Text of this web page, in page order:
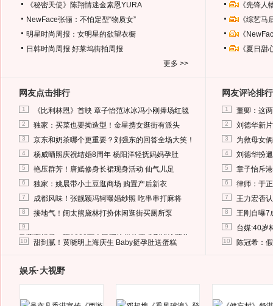
《秘密天使》陈翔情迷金素恩YURA
NewFace张俪：不怕定型“物质女”
明星时尚周报：女明星的欲望衣橱
日韩时尚周报 好莱坞街拍周报
更多 >>
《先锋
《综艺
《
《夏日
网友点击排行
1 《比利林恩》首映 章子怡范冰冰冯小刚捧场红毯
2 独家：买菜也要拗造型！金星携女逛街有派头
3 京东和奶茶哪个更重要？刘强东的回答全场大笑！
4 杨威晒照庆祝结婚8周年 杨阳洋轻抚妈妈孕肚
5 艳压群芳！唐嫣修身长裙现身活动 仙气儿足
6 独家：姚晨带小土豆逛商场 购置产后新衣
7 成都风味！张靓颖冯轲曝婚纱照 吃串串打麻将
8 接地气！阔太熊黛林打扮休闲逛街买厕所泵
9
马蓉离婚后，砸1000万人民币给媒体要求删掉这照片
10 甜到腻！黄晓明上海庆生 Baby挺孕肚送蛋糕
网友评论排行
1 董卿：这
2 刘德华新
3 为救母女
4 刘德华扮
5 章子怡斥
6 律师：于
7 王力宏否
8 王刚自曝7
9 台媒:40岁
10 陈冠希：
娱乐·大视野